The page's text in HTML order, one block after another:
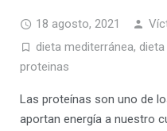
18 agosto, 2021
dieta mediterránea,
proteinas
Las proteínas son uno de
aportan energía a nuestro